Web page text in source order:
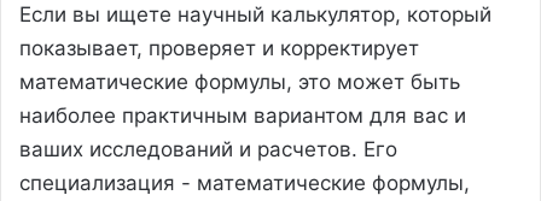
Если вы ищете научный калькулятор, который
показывает, проверяет и корректирует
математические формулы, это может быть
наиболее практичным вариантом для вас и
ваших исследований и расчетов. Его
специализация - математические формулы,